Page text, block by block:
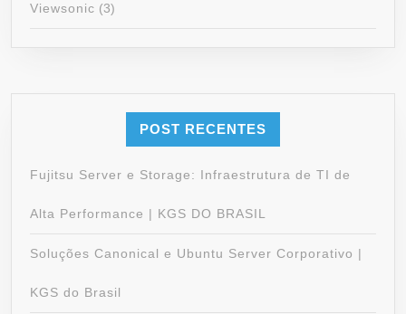
Viewsonic (3)
POST RECENTES
Fujitsu Server e Storage: Infraestrutura de TI de
Alta Performance | KGS DO BRASIL
Soluções Canonical e Ubuntu Server Corporativo |
KGS do Brasil